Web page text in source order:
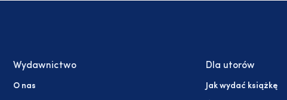
Wydawnictwo
O nas
Dla utorów
Jak wydać książkę